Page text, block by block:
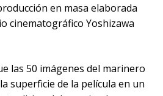
en masa elaborada
cinematográfico Yoshizawa
las 50 imágenes del marinero
superficie de la película en un